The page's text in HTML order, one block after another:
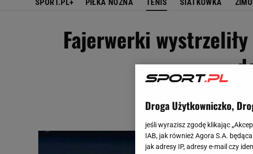
SPORT.PL+ PIŁKA NOŻNA TENIS SIATKÓWKA
Fajerwerki
Droga Użytkowniczko,
jeśli wyrazisz zgodę klikając
IAB, jak również Agora S.A.
jak adresy IP, adresy e-mail czy